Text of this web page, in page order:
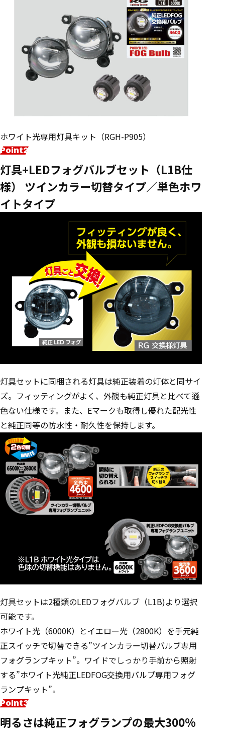
ホワイト光専用灯具キット（RGH-P905）
灯具+LEDフォグバルブセット（L1B仕
様） ツインカラー切替タイプ／単色ホワ
イトタイプ
灯具セットに同梱される灯具は純正装着の灯体と同サイ
ズ。フィッティングがよく、外観も純正灯具と比べて遜
色ない仕様です。また、Eマークも取得し優れた配光性
と純正同等の防水性・耐久性を保持します。
灯具セットは2種類のLEDフォグバルブ（L1B)より選択
可能です。
ホワイト光（6000K）とイエロー光（2800K）を手元純
正スイッチで切替できる”ツインカラー切替バルブ専用
フォグランプキット”。ワイドでしっかり手前から照射
する”ホワイト光純正LEDFOG交換用バルブ専用フォグ
ランプキット”。
明るさは純正フォグランプの最大300%